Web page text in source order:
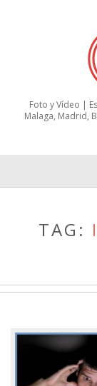
Foto y Vídeo |
Malaga, Madrid,
TAG: